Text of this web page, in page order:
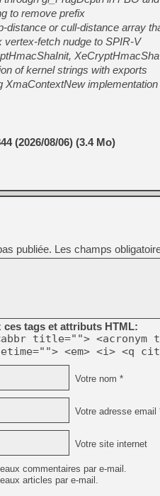
to remove prefix
distance or cull-distance array
vertex-fetch nudge to SPIR-V
of kernel strings with exports
XmaContextNew
(2026/08/06) (3.4 Mo)
publiée. Les champs
ces tags et attributs HTML:
title=""> <acronym
<em> <i> <q
Votre nom *
Votre adresse email
Votre site internet
commentaires par e-mail.
articles par e-mail.